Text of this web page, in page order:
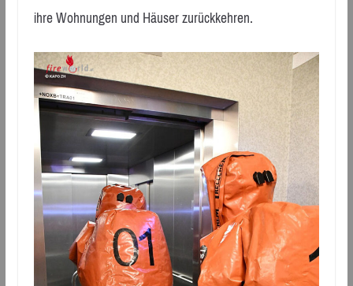
ihre Wohnungen und Häuser zurückkehren.